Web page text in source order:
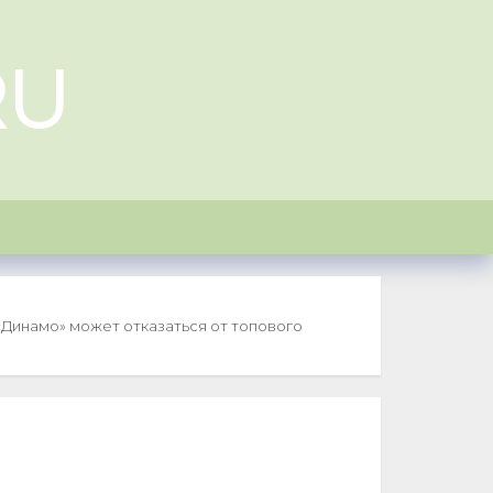
может отказаться от топового